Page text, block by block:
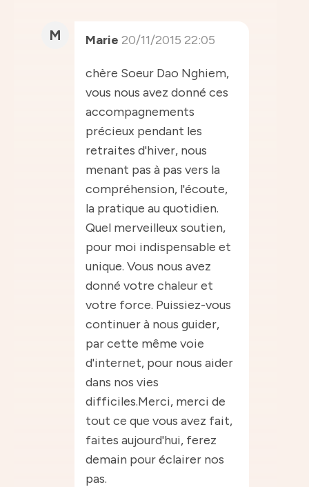
M Marie 20/11/2015 22:05
chère Soeur Dao Nghiem,
vous nous avez donné ces
accompagnements
précieux pendant les
retraites d'hiver, nous
menant pas à pas vers la
compréhension, l'écoute,
la pratique au quotidien.
Quel merveilleux soutien,
pour moi indispensable et
unique. Vous nous avez
donné votre chaleur et
votre force. Puissiez-vous
continuer à nous guider,
par cette même voie
d'internet, pour nous aider
dans nos vies
difficiles.Merci, merci de
tout ce que vous avez fait,
faites aujourd'hui, ferez
demain pour éclairer nos
pas.